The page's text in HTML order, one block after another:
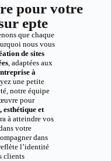
pour votre
epte
que chaque
nous vous
de sites
, adaptées aux
à
une petite
notre équipe
pour
et
à atteindre vos
votre
dans
l’identité
clients